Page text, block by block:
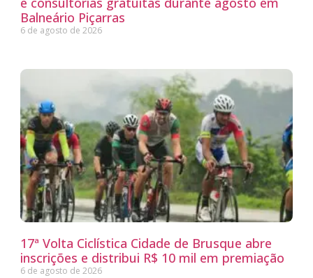
Balneário Piçarras
6 de agosto de 2026
17ª Volta Ciclística Cidade de Brusque abre
inscrições e distribui R$ 10 mil em premiação
6 de agosto de 2026